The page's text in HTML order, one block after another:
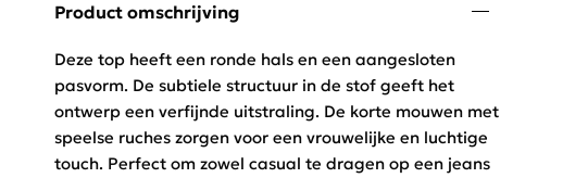
Product omschrijving
Deze top heeft een ronde hals en een aangesloten
pasvorm. De subtiele structuur in de stof geeft het
ontwerp een verfijnde uitstraling. De korte mouwen met
speelse ruches zorgen voor een vrouwelijke en luchtige
touch. Perfect om zowel casual te dragen op een jeans